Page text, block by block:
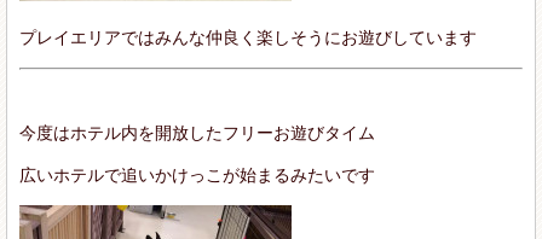
プレイエリアではみんな仲良く楽しそうにお遊びしています
今度はホテル内を開放したフリーお遊びタイム
広いホテルで追いかけっこが始まるみたいです